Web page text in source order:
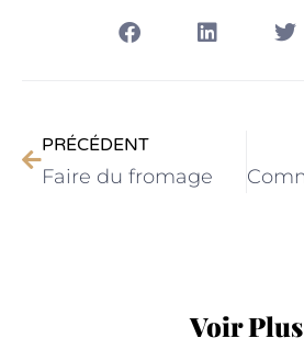
PRÉCÉDENT
Faire du fromage
Voir Plus